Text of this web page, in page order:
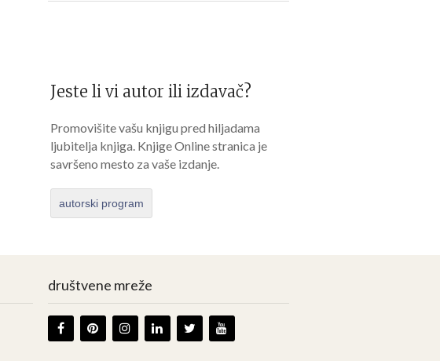
Jeste li vi autor ili izdavač?
Promovišite vašu knjigu pred hiljadama
ljubitelja knjiga. Knjige Online stranica je
savršeno mesto za vaše izdanje.
autorski program
društvene mreže